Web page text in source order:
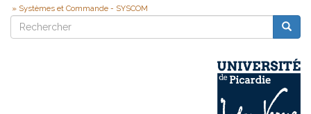
Systèmes et Commande - SYSCOM
Rechercher
Rechercher